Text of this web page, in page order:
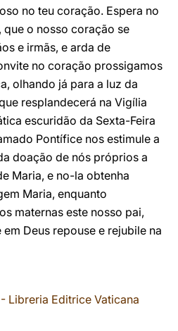
no teu coração. Espera no
que o nosso coração se
e irmãs, e arda de
no coração prossigamos
olhando já para a luz da
resplandecerá na Vigília
escuridão da Sexta-Feira
Pontífice nos estimule a
doação de nós próprios a
Maria, e no-la obtenha
Maria, enquanto
maternas este nosso pai,
Deus repouse e rejubile na
Libreria Editrice Vaticana